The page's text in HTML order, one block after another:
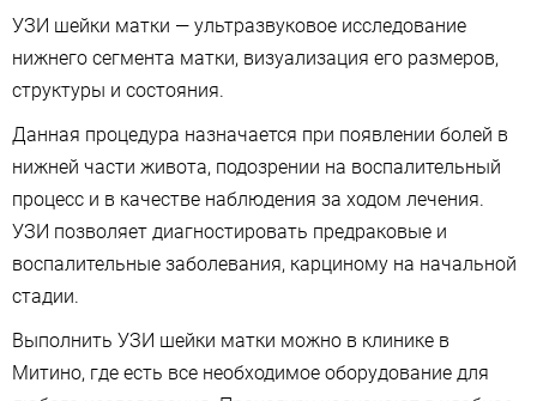
УЗИ шейки матки — ультразвуковое исследование
нижнего сегмента матки, визуализация его размеров,
структуры и состояния.
Данная процедура назначается при появлении болей в
нижней части живота, подозрении на воспалительный
процесс и в качестве наблюдения за ходом лечения.
УЗИ позволяет диагностировать предраковые и
воспалительные заболевания, карциному на начальной
стадии.
Выполнить УЗИ шейки матки можно в клинике в
Митино, где есть все необходимое оборудование для